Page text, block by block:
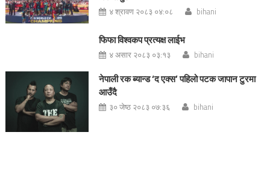
४ श्रावण २०८३ ०४:०८ bihani
फिफा विश्वकप प्रत्यक्ष लाईभ
४ असार २०८३ ०३:१३ bihani
नेपाली रक ब्यान्ड ‘द एक्स’ पहिलो पटक जापान टुरमा
आउँदै
३० जेष्ठ २०८३ ०७:३६ bihani